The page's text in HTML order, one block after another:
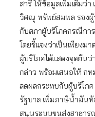
สารี ให้ข้อมูลเพิ่มเติมว่
วิศณุ ทรัพย์สมพล รองผู้
กับสภาผู้บริโภคกรณีการ
โดยชี้แจงว่าเป็นเพียงม
ผู้บริโภคได้แสดงจุดยืนว่
กล่าว พร้อมเสนอให้ ก
ลดผลกระทบกับผู้บริโภ
รัฐบาล เพิ่มภาษีน้ำมัน
สนุนระบบขนส่งสาธาร